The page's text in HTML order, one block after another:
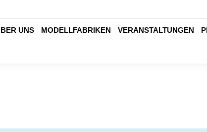
UNS MODELLFABRIKEN VERANSTALTUNGEN